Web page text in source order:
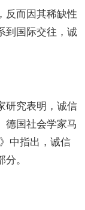
反而因其稀缺性
到国际交往，诚
研究表明，诚信
德国社会学家马
中指出，诚信
。